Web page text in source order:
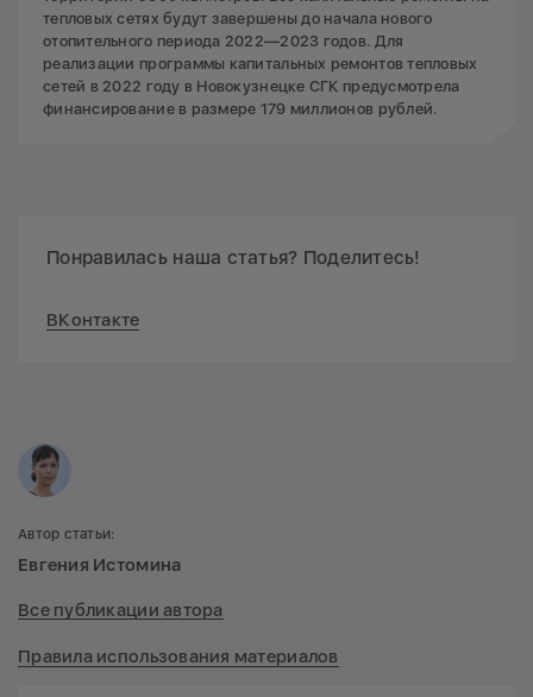
тепловых сетях будут завершены до начала нового
отопительного периода 2022—2023 годов. Для
реализации программы капитальных ремонтов тепловых
сетей в 2022 году в Новокузнецке СГК предусмотрела
финансирование в размере 179 миллионов рублей.
Понравилась наша статья? Поделитесь!
ВКонтакте
Автор статьи:
Евгения Истомина
Все публикации автора
Правила использования материалов